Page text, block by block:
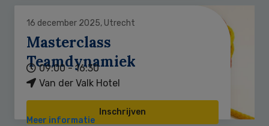
16 december 2025, Utrecht
Masterclass
Teamdynamiek
09:00 - 16:30
Van der Valk Hotel
Inschrijven
Meer informatie